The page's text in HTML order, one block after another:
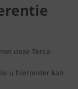
deze Terca
u hieronder kan